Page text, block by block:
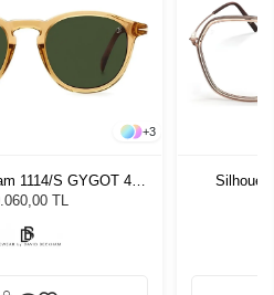
+3
1114/S GYGOT 49
Güneş Gözlüğü
TL